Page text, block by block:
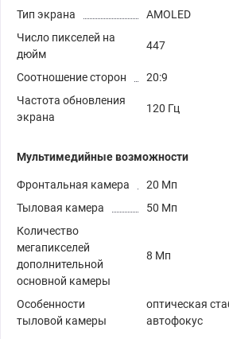
Тип экрана
AMOLED
Число пикселей на
дюйм
447
Соотношение сторон
20:9
Частота обновления
экрана
120 Гц
Мультимедийные возможности
Фронтальная камера
20 Мп
Тыловая камера
50 Мп
Количество
мегапикселей
дополнительной
основной камеры
8 Мп
Особенности
тыловой камеры
оптическая
автофокус